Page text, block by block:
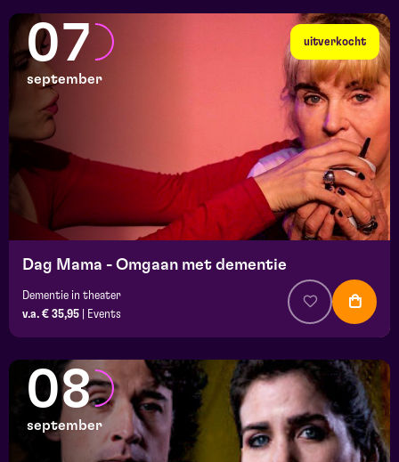
uitverkocht
07
september
Dag Mama - Omgaan met dementie
Dementie in theater
v.a. € 35,95
Events
08
september